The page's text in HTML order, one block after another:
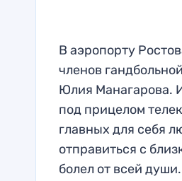
В аэропорту
членов
Юлия Манагарова.
под прицелом
главных для себя
отправиться с
болел от всей души.